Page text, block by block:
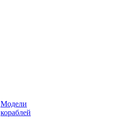
Модели
кораблей